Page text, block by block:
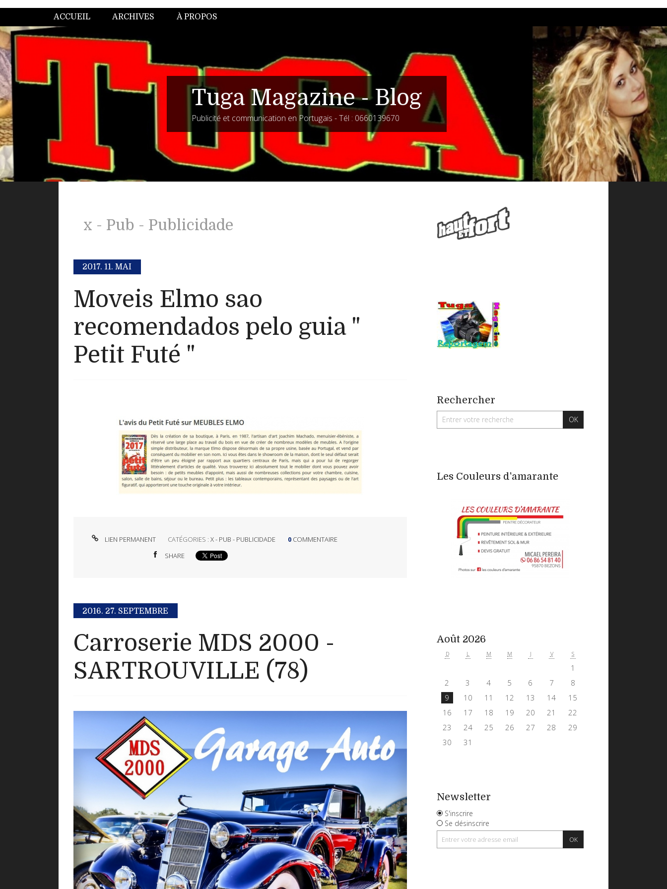
ACCUEIL ARCHIVES À PROPOS
Tuga Magazine - Blog
Publicité et communication en Portugais - Tél : 0660139670
x - Pub - Publicidade
2017. 11. MAI
Moveis Elmo sao
recomendados pelo guia "
Petit Futé "
LIEN PERMANENT CATÉGORIES :X - PUB - PUBLICIDADE 0 COMMENTAIRE
SHARE
2016. 27. SEPTEMBRE
Carroserie MDS 2000 -
SARTROUVILLE (78)
Rechercher
Les Couleurs d'amarante
Août 2026
D L M M J V S
1
2
3 4 5 6 7
8
9
10 11 12 13 14
15
16
17 18 19 20 21
22
23
24 25 26 27 28
29
30
31
Newsletter
S'inscrire
Se désinscrire